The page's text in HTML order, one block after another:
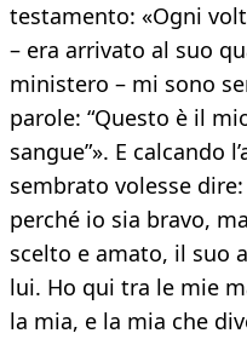
testamento: «Ogni
– era arrivato al suo
ministero – mi sono
parole: “Questo è il
sangue”». E calcando
sembrato volesse
perché io sia bravo,
scelto e amato, il suo
lui. Ho qui tra le mie
la mia, e la mia che